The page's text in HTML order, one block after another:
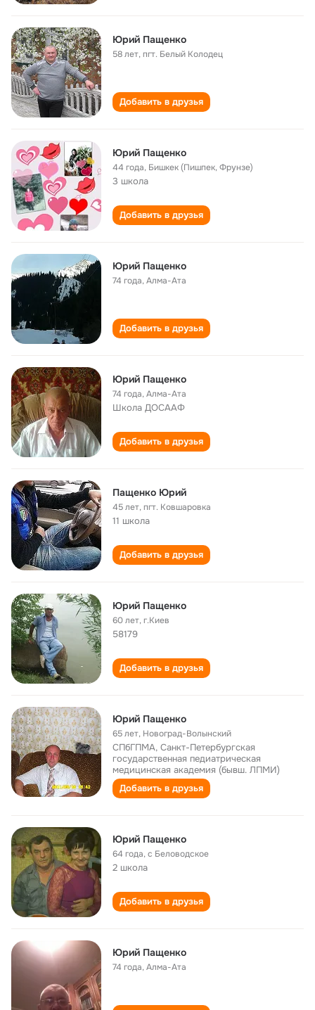
Юрий Пащенко
58 лет,пгт. Белый Колодец
Добавить в друзья
Юрий Пащенко
44 года, Бишкек (Пишпек, Фрунзе)
3 школа
Добавить в друзья
Юрий Пащенко
74 года,Алма-Ата
Добавить в друзья
Юрий Пащенко
74 года,Алма-Ата
Школа ДОСААФ
Добавить в друзья
Пащенко Юрий
45 лет,пгт. Ковшаровка
11 школа
Добавить в друзья
Юрий Пащенко
60 лет,г.Киев
58179
Добавить в друзья
Юрий Пащенко
65 лет, Новоград-Волынский
СПбГПМА, Санкт-Петербургская
государственная педиатрическая
медицинская академия (бывш. ЛПМИ)
Добавить в друзья
Юрий Пащенко
64 года,с Беловодское
2 школа
Добавить в друзья
Юрий Пащенко
74 года,Алма-Ата